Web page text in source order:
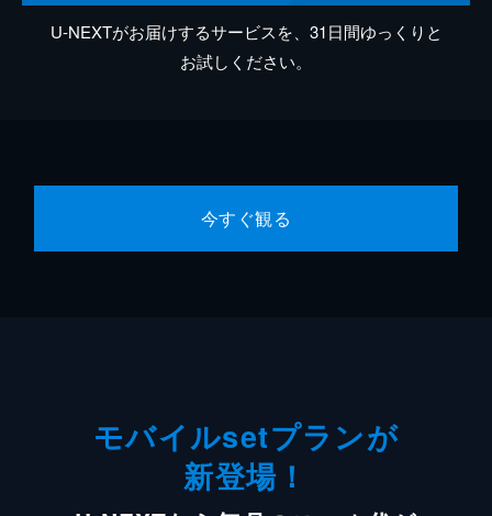
U-NEXTがお届けするサービスを、31日間ゆっくりと
お試しください。
今すぐ観る
モバイルsetプランが
新登場！